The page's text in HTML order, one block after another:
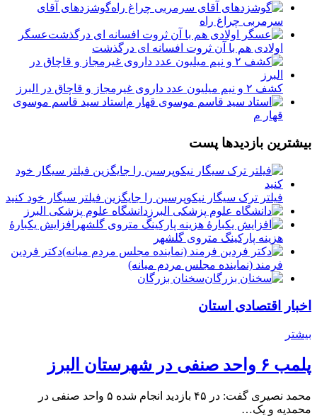
گوشزدهای آقای
سرمربی چراغ راه
عسگر
اولادی هم با آن ثروت افسانه ای درگذشت
کشف ۲ و نیم میلیون عدد داروی غیرمجاز و قاچاق در البرز
️استاد سید قاسم موسوی
قهار م
بیشترین بازدیدها پست
فیلتر ترک سیگار نیکوپرسین را جایگزین فیلتر سیگار خود کنید
دانشگاه علوم پزشکی البرز
افزایش یکبارۀ
هزینه پارکینگ متروی گلشهر
دكتر فردين
فرمند (نماينده مجلس مردم میانه)
سخنان بزرگان
اخبار اقتصادی استان
بیشتر
پلمب ۶ واحد صنفی در شهرستان البرز
محمد نصیری گفت: در ۴۵ بازدید انجام شده ۵ واحد صنفی در
محمدیه و یک…